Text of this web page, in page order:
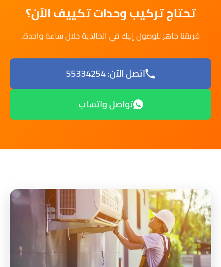
تحتاج تركيب وحدات تكييف الآن؟
فريقنا جاهز للوصول إليك في الخالدية خلال ساعة واحدة.
اتصل الآن: 55334254
تواصل واتساب